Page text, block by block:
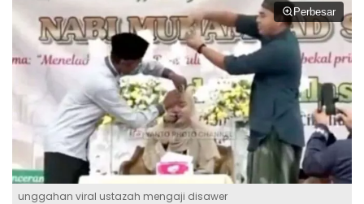
Perbesar
unggahan viral ustazah mengaji disawer